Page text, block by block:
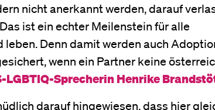
nicht anerkannt werden, darauf
ist ein echter Meilenstein für alle
Denn damit werden auch
wenn ein Partner keine
LGBTIQ-Sprecherin Henrike
darauf hingewiesen, dass hier